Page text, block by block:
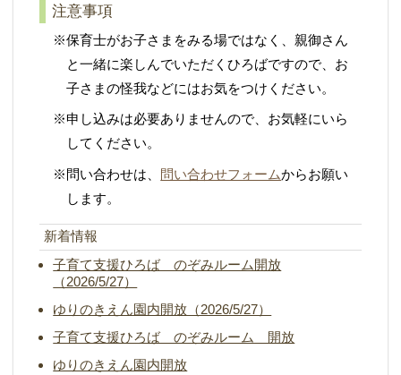
注意事項
※保育士がお子さまをみる場ではなく、親御さん
と一緒に楽しんでいただくひろばですので、お
子さまの怪我などにはお気をつけください。
※申し込みは必要ありませんので、お気軽にいら
してください。
※問い合わせは、 問い合わせフォームからお願い
します。
新着情報
子育て支援ひろば のぞみルーム開放
（2026/5/27）
ゆりのきえん園内開放（2026/5/27）
子育て支援ひろば のぞみルーム 開放
ゆりのきえん園内開放